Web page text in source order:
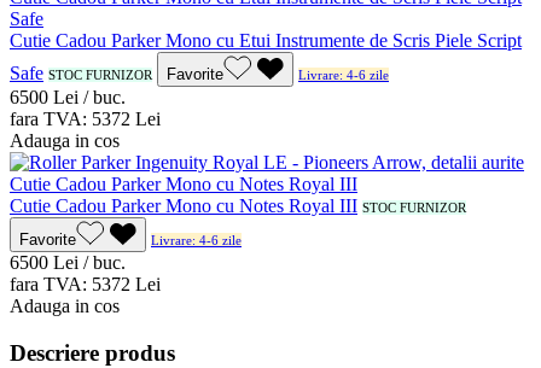
Cutie Cadou Parker Mono cu Etui Instrumente de Scris Piele Script
Safe STOC FURNIZOR Favorite Livrare: 4-6 zile
6500 Lei / buc.
fara TVA: 5372 Lei
Adauga in cos
Cutie Cadou Parker Mono cu Notes Royal III STOC FURNIZOR
Favorite Livrare: 4-6 zile
6500 Lei / buc.
fara TVA: 5372 Lei
Adauga in cos
Descriere produs